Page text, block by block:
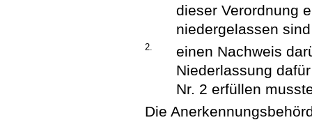
dieser Verordnung
niedergelassen
2.
einen Nachweis
Niederlassung
Nr. 2 erfüllen
Die